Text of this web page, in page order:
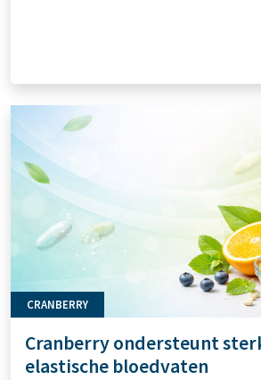
CRANBERRY
Cranberry ondersteunt
elastische bloedvaten